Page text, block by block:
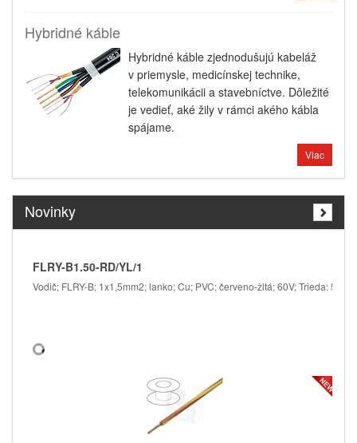
Hybridné káble
Hybridné káble zjednodušujú kabeláž
v priemysle, medicínskej technike,
telekomunikácii a stavebníctve. Dôležité
je vedieť, aké žily v rámci akého kábla
spájame.
Viac
Novinky
FLRY-B1.50-RD/YL/1
Vodič; FLRY-B; 1x1,5mm2; lanko; Cu; PVC; červeno-žltá; 60V; Trieda: 5